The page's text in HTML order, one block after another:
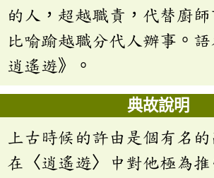
的人，超越職責，代替廚
比喻踰越職分代人辦事。語
逍遙遊》。
典故說明
上古時候的許由是個有名
在〈逍遙遊〉中對他極為推